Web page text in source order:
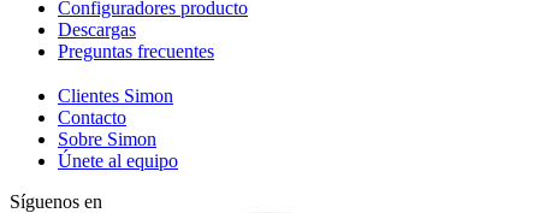
Configuradores producto
Descargas
Preguntas frecuentes
Clientes Simon
Contacto
Sobre Simon
Únete al equipo
Síguenos en